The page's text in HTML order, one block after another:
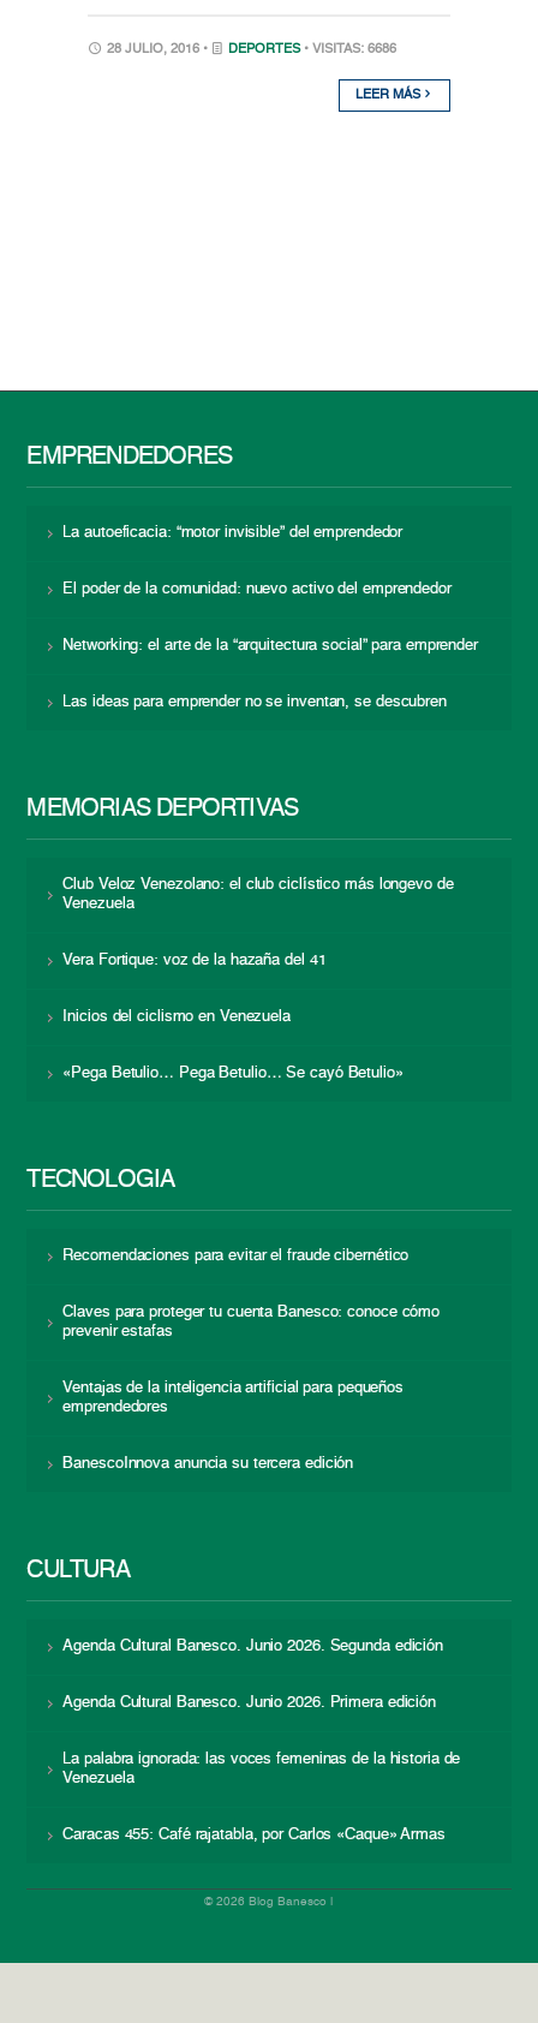
28 JULIO, 2016 • DEPORTES • VISITAS: 6686
LEER MÁS
EMPRENDEDORES
La autoeficacia: “motor invisible” del emprendedor
El poder de la comunidad: nuevo activo del emprendedor
Networking: el arte de la “arquitectura social” para emprender
Las ideas para emprender no se inventan, se descubren
MEMORIAS DEPORTIVAS
Club Veloz Venezolano: el club ciclístico más longevo de
Venezuela
Vera Fortique: voz de la hazaña del 41
Inicios del ciclismo en Venezuela
«Pega Betulio… Pega Betulio… Se cayó Betulio»
TECNOLOGÍA
Recomendaciones para evitar el fraude cibernético
Claves para proteger tu cuenta Banesco: conoce cómo
prevenir estafas
Ventajas de la inteligencia artificial para pequeños
emprendedores
BanescoInnova anuncia su tercera edición
CULTURA
Agenda Cultural Banesco. Junio 2026. Segunda edición
Agenda Cultural Banesco. Junio 2026. Primera edición
La palabra ignorada: las voces femeninas de la historia de
Venezuela
Caracas 455: Café rajatabla, por Carlos «Caque» Armas
© 2026 Blog Banesco |